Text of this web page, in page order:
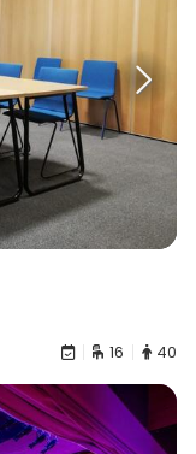
16 40